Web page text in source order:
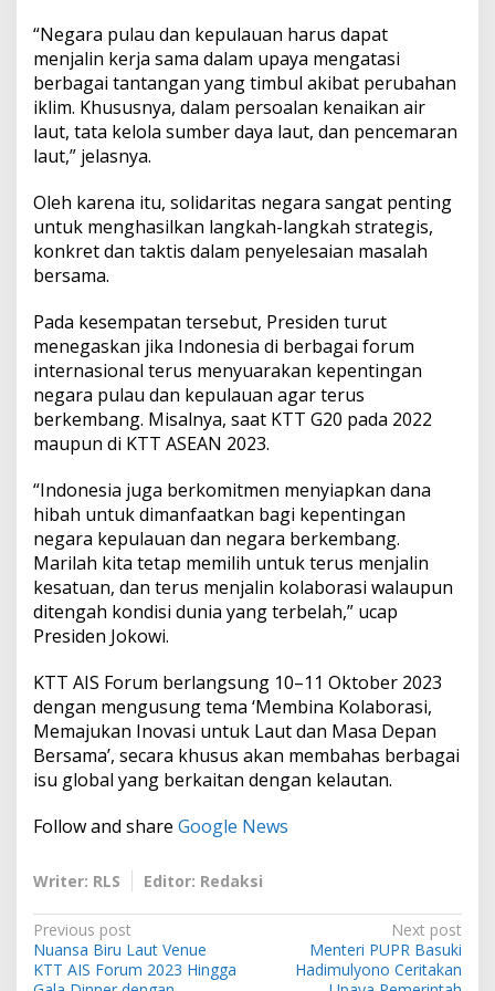
“Negara pulau dan kepulauan harus dapat
menjalin kerja sama dalam upaya mengatasi
berbagai tantangan yang timbul akibat perubahan
iklim. Khususnya, dalam persoalan kenaikan air
laut, tata kelola sumber daya laut, dan pencemaran
laut,” jelasnya.
Oleh karena itu, solidaritas negara sangat penting
untuk menghasilkan langkah-langkah strategis,
konkret dan taktis dalam penyelesaian masalah
bersama.
Pada kesempatan tersebut, Presiden turut
menegaskan jika Indonesia di berbagai forum
internasional terus menyuarakan kepentingan
negara pulau dan kepulauan agar terus
berkembang. Misalnya, saat KTT G20 pada 2022
maupun di KTT ASEAN 2023.
“Indonesia juga berkomitmen menyiapkan dana
hibah untuk dimanfaatkan bagi kepentingan
negara kepulauan dan negara berkembang.
Marilah kita tetap memilih untuk terus menjalin
kesatuan, dan terus menjalin kolaborasi walaupun
ditengah kondisi dunia yang terbelah,” ucap
Presiden Jokowi.
KTT AIS Forum berlangsung 10–11 Oktober 2023
dengan mengusung tema ‘Membina Kolaborasi,
Memajukan Inovasi untuk Laut dan Masa Depan
Bersama’, secara khusus akan membahas berbagai
isu global yang berkaitan dengan kelautan.
Follow and share Google News
Writer: RLS Editor: Redaksi
P
o
Previous post
Nuansa Biru Laut Venue
KTT AIS Forum 2023 Hingga
Next post
Menteri PUPR Basuki
Hadimulyono Ceritakan